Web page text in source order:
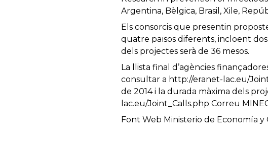
Argentina, Bèlgica, Brasil, Xile,
Els consorcis que presentin
quatre països diferents, incloent
dels projectes serà de 36 mesos.
La llista final d’agències
consultar a http://eranet-lac.eu/
de 2014 i la durada màxima dels
lac.eu/Joint_Calls.php Correu
Font Web Ministerio de Economía y